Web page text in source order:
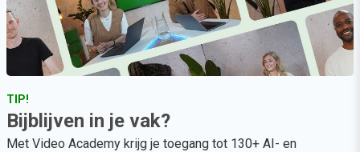
TIP!
Bijblijven in je vak?
Met Video Academy krijg je toegang tot 130+ AI- en